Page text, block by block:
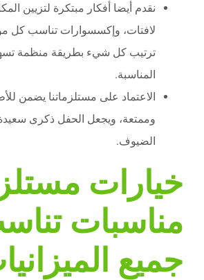
نقدم أيضا أفكار مبتكرة لتزيين
لافتات، وإكسسوارات تناسب كل
ترتيب كل شيء بطريقة منظمة
المناسبة.
الاعتماد على مستلزماتنا يضمن
وممتعة، ويجعل الحفل ذكرى
الضيوف.
خيارات
مناسبات
جميع